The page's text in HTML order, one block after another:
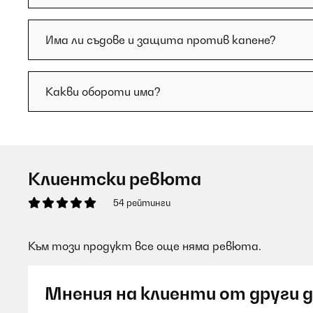
Има ли съдове и защита против капене?
Какви обороти има?
Клиентски ревюта
54 рейтинги
Към този продукт все още няма ревюта.
Мнения на клиенти от други